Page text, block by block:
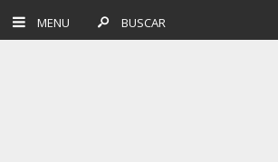
MENU BUSCAR